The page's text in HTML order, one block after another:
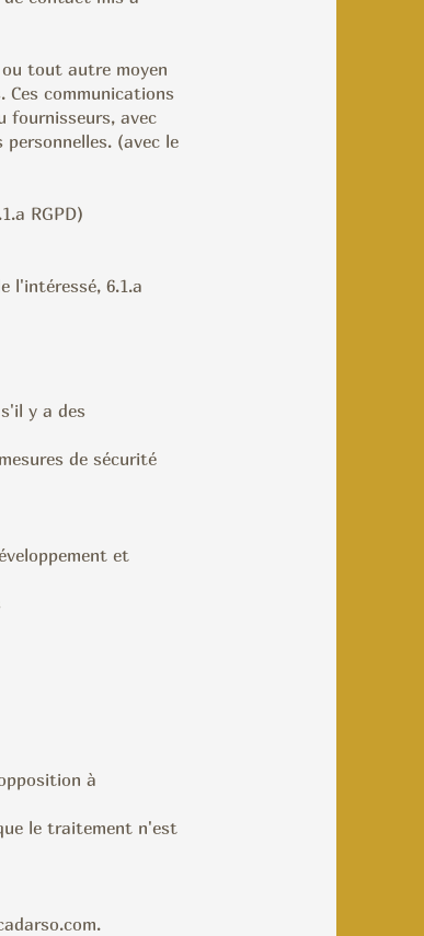
tout autre moyen
communications
fournisseurs, avec
(avec le
RGPD)
l'intéressé, 6.1.a
y a des
de sécurité
et
à
le traitement n'est
.